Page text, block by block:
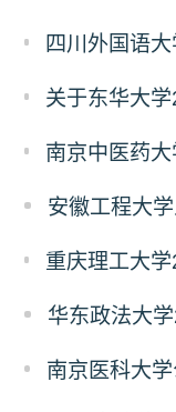
华东政法大